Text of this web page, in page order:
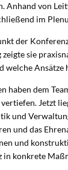
Anhand von
im
der
zeigte sie
welche
haben dem
vertiefen. Jetzt
und
und das
und
konkrete